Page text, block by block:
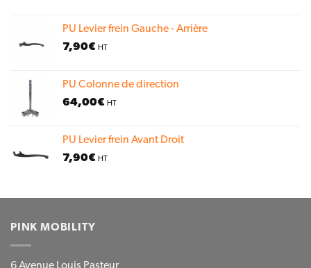
PU Levier frein Gauche - Arrière
7,90€ HT
PU Colonne de direction
64,00€ HT
PU Levier frein Avant Droit
7,90€ HT
PINK MOBILITY